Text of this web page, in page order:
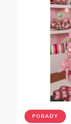
PORADY